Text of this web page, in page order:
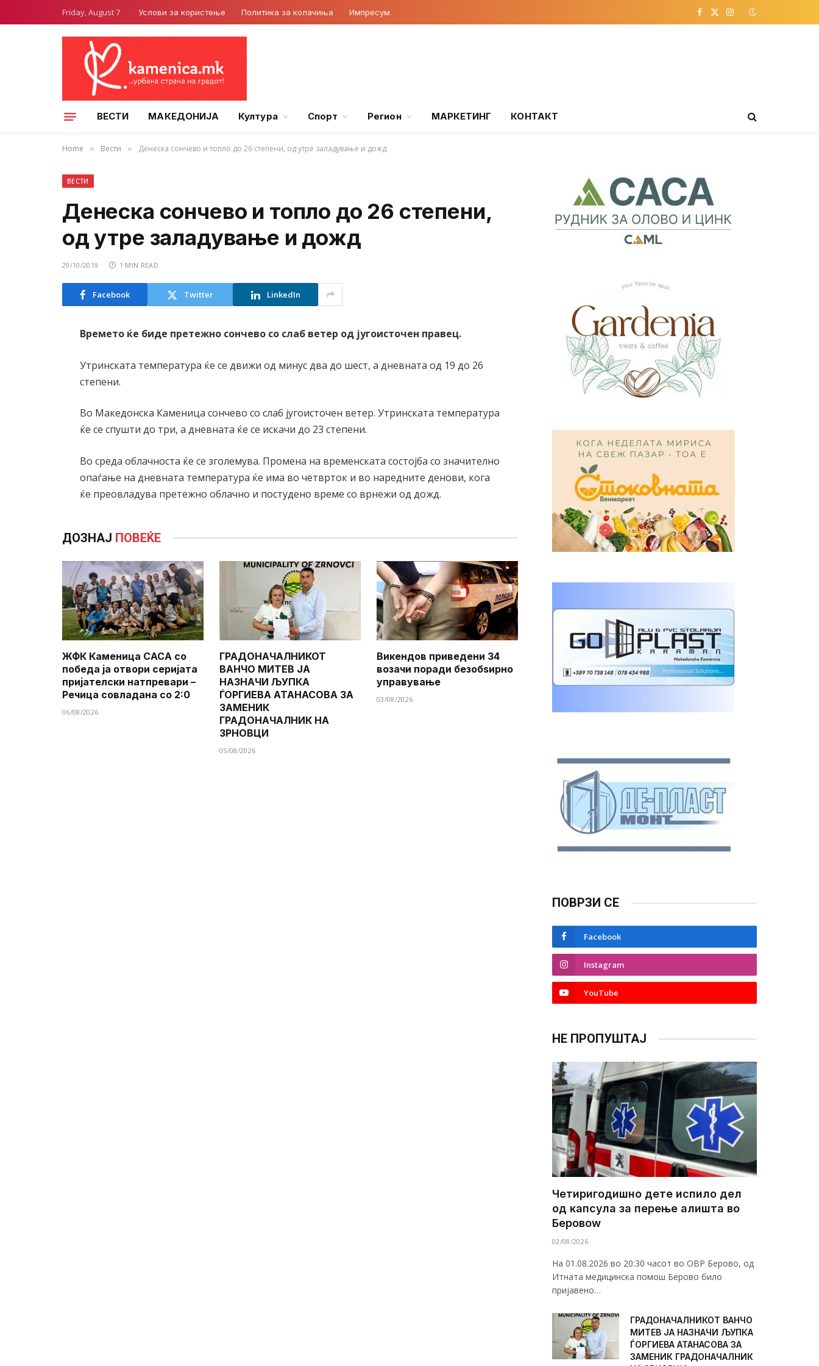
Friday, August 7 Услови за користење Политика за колачиња Импресум Facebook
X
Instagram
ВЕСТИ МАКЕДОНИЈА Култура Спорт Регион МАРКЕТИНГ КОНТАКТ
Home » Вести » Денеска сончево и топло до 26 степени, од утре заладување и дожд
ВЕСТИ
Денеска сончево и топло до 26 степени,
од утре заладување и дожд
29/10/2019 1 MIN READ
Facebook Twitter LinkedIn
Времето ќе биде претежно сончево со слаб ветер од југоисточен правец.
Утринската температура ќе се движи од минус два до шест, а дневната од 19 до 26
степени.
Во Македонска Каменица сончево со слаб југоисточен ветер. Утринската температура
ќе се спушти до три, а дневната ќе се искачи до 23 степени.
Во среда облачноста ќе се зголемува. Промена на временската состојба со значително
опаѓање на дневната температура ќе има во четврток и во наредните денови, кога
ќе преовладува претежно облачно и постудено време со врнежи од дожд.
ДОЗНАЈ ПОВЕЌЕ
ЖФК Каменица САСА со
победа ја отвори серијата
пријателски натпревари –
Речица совладана со 2:0
06/08/2026
ГРАДОНАЧАЛНИКОТ
ВАНЧО МИТЕВ ЈА
НАЗНАЧИ ЉУПКА
ЃОРГИЕВА АТАНАСОВА ЗА
ЗАМЕНИК
ГРАДОНАЧАЛНИК НА
ЗРНОВЦИ
05/08/2026
Викендов приведени 34
возачи поради безобѕирно
управување
03/08/2026
ПОВРЗИ СЕ
Facebook
Instagram
YouTube
НЕ ПРОПУШТАЈ
Четиригодишно дете испило дел
од капсула за перење алишта во
Беровоw
02/08/2026
На 01.08.2026 во 20:30 часот во ОВР Берово, од
Итната медицинска помош Берово било
пријавено…
ГРАДОНАЧАЛНИКОТ ВАНЧО
МИТЕВ ЈА НАЗНАЧИ ЉУПКА
ЃОРГИЕВА АТАНАСОВА ЗА
ЗАМЕНИК ГРАДОНАЧАЛНИК